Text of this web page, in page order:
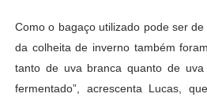
Como o bagaço utilizado pode ser
da colheita de inverno também
tanto de uva branca quanto de
fermentado”, acrescenta Lucas,